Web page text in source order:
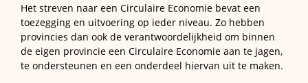
Het streven naar een Circulaire Economie bevat een
toezegging en uitvoering op ieder niveau. Zo hebben
provincies dan ook de verantwoordelijkheid om binnen
de eigen provincie een Circulaire Economie aan te jagen,
te ondersteunen en een onderdeel hiervan uit te maken.